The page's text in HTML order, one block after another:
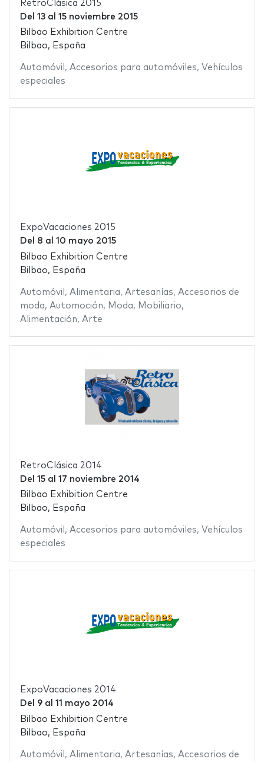
RetroClásica 2015
Del 13al 15 noviembre 2015
Bilbao Exhibition Centre
Bilbao, España
Automóvil , Accesorios para automóviles, Vehículos
especiales
ExpoVacaciones 2015
Del 8 al 10 mayo 2015
Bilbao Exhibition Centre
Bilbao, España
Automóvil , Alimentaria, Artesanías, Accesorios de
moda, Automoción, Moda, Mobiliario,
Alimentación, Arte
RetroClásica 2014
Del 15al 17 noviembre 2014
Bilbao Exhibition Centre
Bilbao, España
Automóvil , Accesorios para automóviles, Vehículos
especiales
ExpoVacaciones 2014
Del 9al 11 mayo 2014
Bilbao Exhibition Centre
Bilbao, España
Automóvil , Alimentaria, Artesanías, Accesorios de